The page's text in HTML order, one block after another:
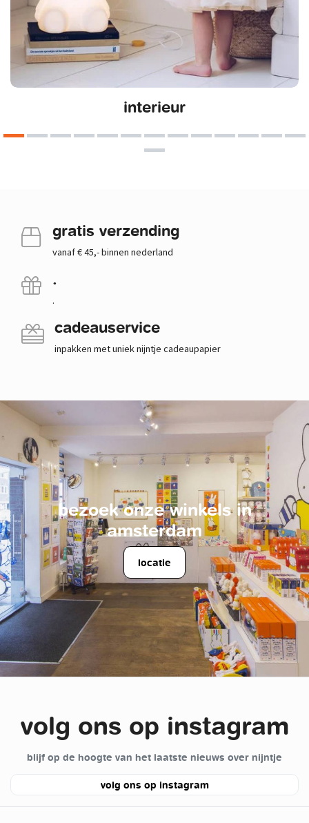
interieur
gratis verzending
vanaf € 45,- binnen nederland
.
.
cadeauservice
inpakken met uniek nijntje cadeaupapier
bezoek onze winkels in
amsterdam
locatie
volg ons op instagram
blijf op de hoogte van het laatste nieuws over nijntje
volg ons op instagram